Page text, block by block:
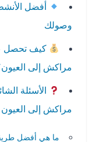
أفضل الأنشطة
وصولك
كيف تحصل على
مراكش إلى العيون؟
الأسئلة الشائعة
مراكش إلى العيون
ما هي أفضل طريقة لـ